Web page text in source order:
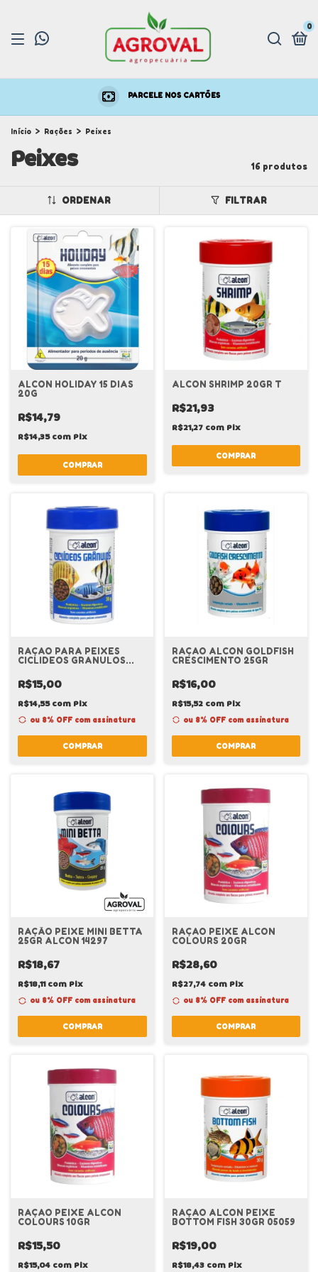
0
PARCELE NOS CARTÕES
Início > Rações > Peixes
Peixes 16 produtos
ORDENAR FILTRAR
ALCON HOLIDAY 15 DIAS
20G
R$14,79
R$14,35com Pix
ALCON SHRIMP 20GR T
R$21,93
R$21,27 com Pix
RAÇAO PARA PEIXES
CICLIDEOS GRANULOS
R$15,00
R$14,55com Pix
ou 8% OFF com assinatura
COMPRAR
RAÇAO ALCON GOLDFISH
CRESCIMENTO 25GR
R$16,00
R$15,52 com Pix
ou 8% OFF com assinatura
COMPRAR
RAÇÃO PEIXE MINI BETTA
25GR ALCON 14297
R$18,67
R$18,11com Pix
ou 8% OFF com assinatura
COMPRAR
RAÇAO PEIXE ALCON
COLOURS 20GR
R$28,60
R$27,74 com Pix
ou 8% OFF com assinatura
COMPRAR
RAÇAO PEIXE ALCON
COLOURS 10GR
R$15,50
R$15,04 com Pix
RAÇAO ALCON PEIXE
BOTTOM FISH 30GR 05059
R$19,00
R$18,43 com Pix